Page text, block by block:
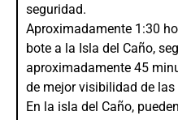
seguridad.
Aproximadamente 1:30
bote a la Isla del Caño,
aproximadamente 45
de mejor visibilidad de las
En la isla del Caño,